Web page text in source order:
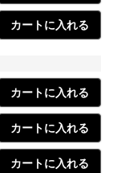
カートに入れる
カートに入れる
カートに入れる
カートに入れる